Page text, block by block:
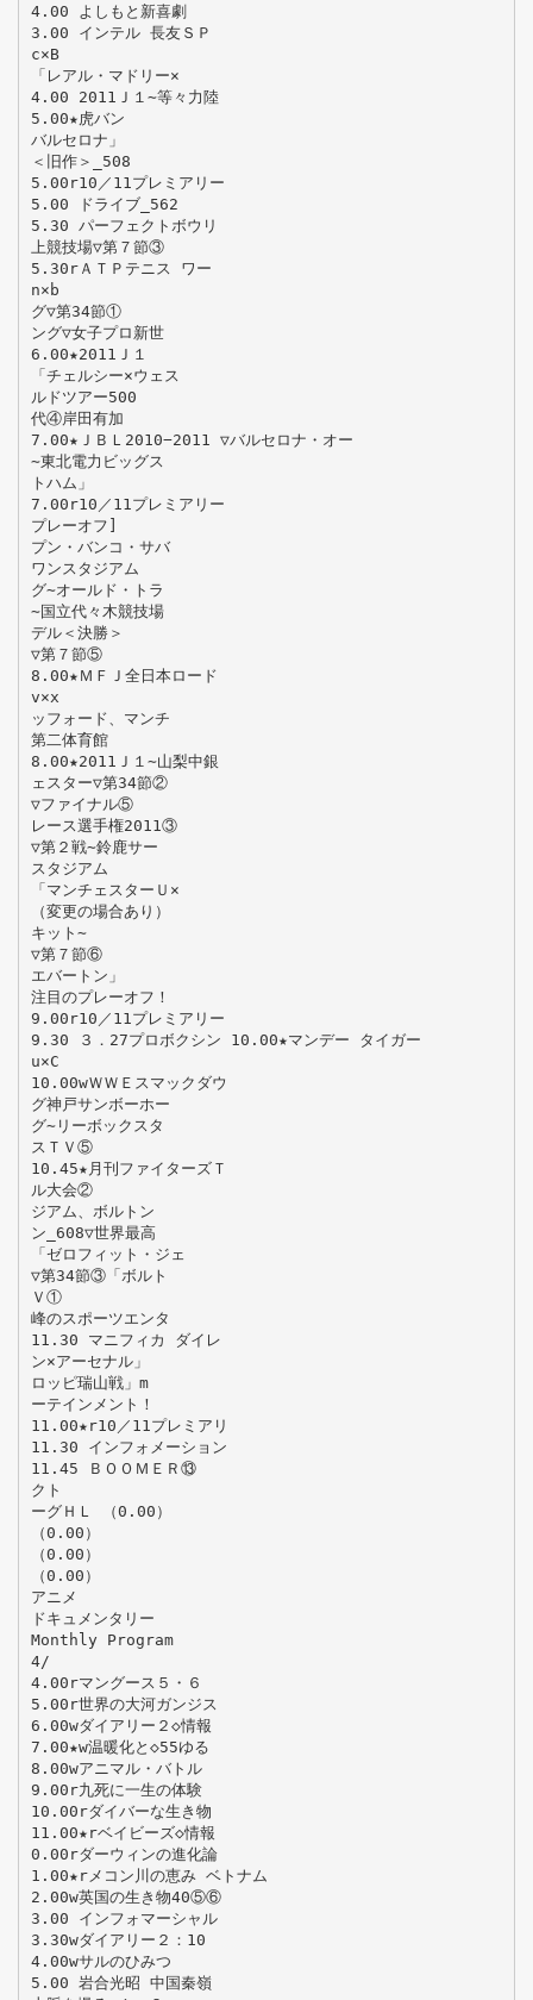
4.00 よしもと新喜劇
3.00 インテル 長友ＳＰ
c×B
「レアル・マドリー×
4.00 2011Ｊ１∼等々力陸
5.00★虎バン
バルセロナ」
＜旧作＞_508
5.00r10／11プレミアリー
5.00 ドライブ_562
5.30 パーフェクトボウリ
上競技場▽第７節③
5.30rＡＴＰテニス ワー
n×b
グ▽第34節①
ング▽女子プロ新世
6.00★2011Ｊ１
「チェルシー×ウェス
ルドツアー500
代④岸田有加
7.00★ＪＢＬ2010−2011 ▽バルセロナ・オー
∼東北電力ビッグス
トハム」
7.00r10／11プレミアリー
プレーオフ]
プン・バンコ・サバ
ワンスタジアム
グ∼オールド・トラ
∼国立代々木競技場
デル＜決勝＞
▽第７節⑤
8.00★ＭＦＪ全日本ロード
v×x
ッフォード、マンチ
第二体育館
8.00★2011Ｊ１∼山梨中銀
ェスター▽第34節②
▽ファイナル⑤
レース選手権2011③
▽第２戦∼鈴鹿サー
スタジアム
「マンチェスターＵ×
（変更の場合あり）
キット∼
▽第７節⑥
エバートン」
注目のプレーオフ！
9.00r10／11プレミアリー
9.30 ３．27プロボクシン 10.00★マンデー タイガー
u×C
10.00wＷＷＥスマックダウ
グ神戸サンボーホー
グ∼リーボックスタ
スＴＶ⑤
10.45★月刊ファイターズＴ
ル大会②
ジアム、ボルトン
ン_608▽世界最高
「ゼロフィット・ジェ
▽第34節③「ボルト
Ｖ①
峰のスポーツエンタ
11.30 マニフィカ ダイレ
ン×アーセナル」
ロッピ瑞山戦」m
ーテインメント！
11.00★r10／11プレミアリ
11.30 インフォメーション
11.45 ＢＯＯＭＥＲ⑬
クト
ーグＨＬ （0.00）
（0.00）
（0.00）
（0.00）
アニメ
ドキュメンタリー
Monthly Program
4/
4.00rマングース５・６
5.00r世界の大河ガンジス
6.00wダイアリー２◇情報
7.00★w温暖化と◇55ゆる
8.00wアニマル・バトル
9.00r九死に一生の体験
10.00rダイバーな生き物
11.00★rベイビーズ◇情報
0.00rダーウィンの進化論
1.00★rメコン川の恵み ベトナム
2.00w英国の生き物40⑤⑥
3.00 インフォマーシャル
3.30wダイアリー２：10
4.00wサルのひみつ
5.00 岩合光昭 中国秦嶺